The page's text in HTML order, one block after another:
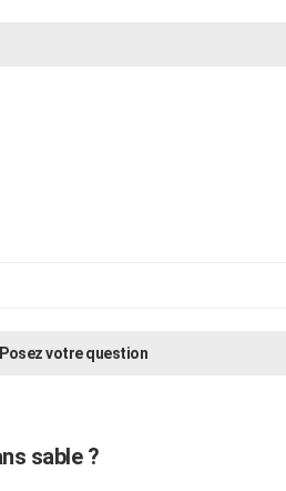
Posez votre question
sable ?